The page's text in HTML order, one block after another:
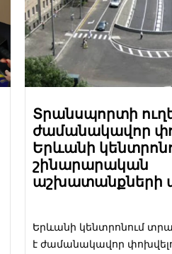
Տրանսպորտի
ժամանակավոր
Երևանի
շինարարական
աշխատանքների
Երևանի կենտրոնում
է ժամանակավոր